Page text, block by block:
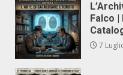
Falco |
7